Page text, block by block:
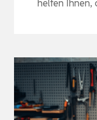
helfen